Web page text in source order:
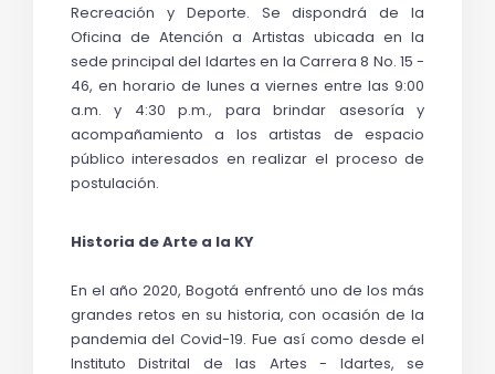
Recreación y Deporte. Se dispondrá de la
Oficina de Atención a Artistas ubicada en la
sede principal del Idartes en la Carrera 8 No. 15 -
46, en horario de lunes a viernes entre las 9:00
a.m. y 4:30 p.m., para brindar asesoría y
acompañamiento a los artistas de espacio
público interesados en realizar el proceso de
postulación.
Historia de Arte a la KY
En el año 2020, Bogotá enfrentó uno de los más
grandes retos en su historia, con ocasión de la
pandemia del Covid-19. Fue así como desde el
Instituto Distrital de las Artes - Idartes, se